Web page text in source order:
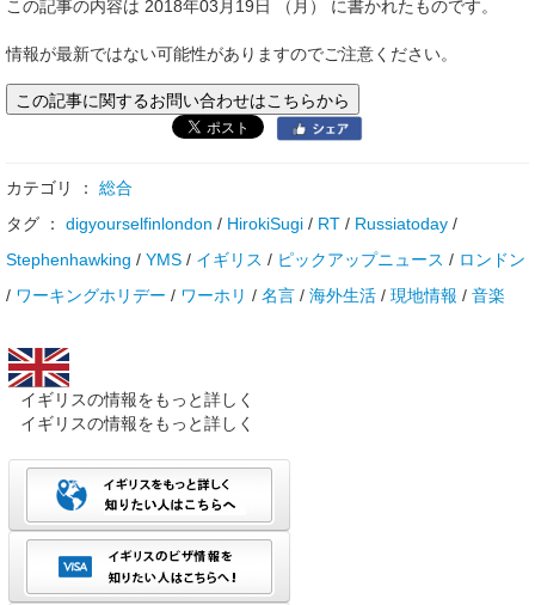
この記事の内容は 2018年03月19日 （月） に書かれたものです。
情報が最新ではない可能性がありますのでご注意ください。
この記事に関するお問い合わせはこちらから
カテゴリ ： 総合
タグ ： digyourselfinlondon / HirokiSugi / RT / Russiatoday /
Stephenhawking / YMS / イギリス / ピックアップニュース / ロンドン
/ ワーキングホリデー / ワーホリ / 名言 / 海外生活 / 現地情報 / 音楽
イギリスの情報をもっと詳しく
イギリスの情報をもっと詳しく